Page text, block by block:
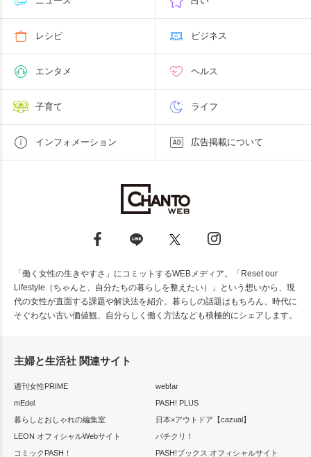
レシピ ビジネス
エンタメ ヘルス
子育て ライフ
インフォメーション 広告掲載について
「働く女性の生きやすさ」にコミットするWEBメディア。「Reset our
Lifestyle（ちゃんと、自分たちの暮らしを整えたい）」という想いから、現
代の女性が直面する課題や解決法を紹介。暮らしの話題はもちろん、時代に
そぐわない古い価値観、自分らしく働く方法なども積極的にシェアします。
主婦と生活社 関連サイト
週刊女性PRIME
web!ar
mEdel
PASH! PLUS
暮らしとおしゃれの編集室
日本×アウトドア【cazual】
LEON オフィシャルWebサイト
パチクリ！
コミックPASH！
PASH!ブックス オフィシャルサイト